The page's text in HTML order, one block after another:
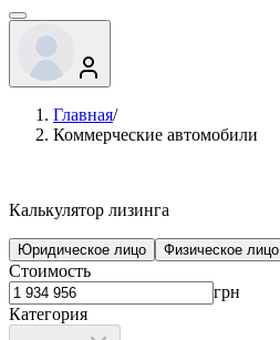
Главная/
Коммерческие автомобили
Калькулятор лизинга
Юридическое лицо Физическое лицо
Стоимость
грн
Категория